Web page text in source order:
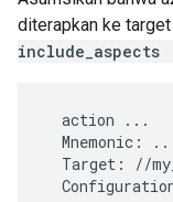
diterapkan ke
  action ...
Mnemonic:
Target: //